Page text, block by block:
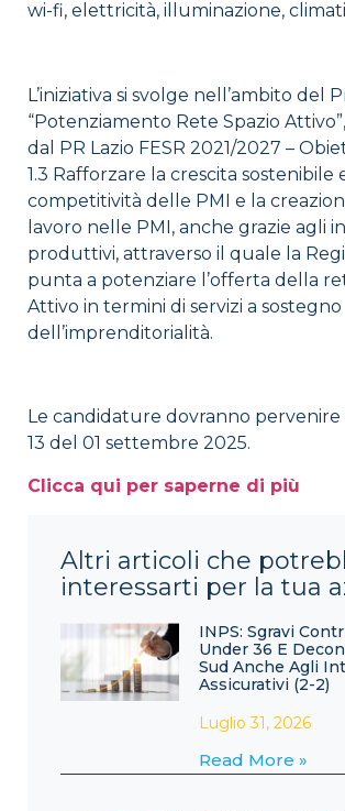
wi-fi, elettricità, illuminazione,
L’iniziativa si svolge nell’ambito del
“Potenziamento Rete Spazio
dal PR Lazio FESR 2021/2027 –
1.3 Rafforzare la crescita sostenibile
competitività delle PMI e la
lavoro nelle PMI, anche grazie agli
produttivi, attraverso il quale la
punta a potenziare l’offerta della
Attivo in termini di servizi a sostegno
dell’imprenditorialità.
Le candidature dovranno
13 del 01 settembre 2025.
Clicca qui per saperne di più
Altri articoli che
interessarti per la tua
INPS: Sgravi
Under 36 E
Sud Anche Agli
Assicurativi (2-2)
Luglio 31, 2026
Read More »